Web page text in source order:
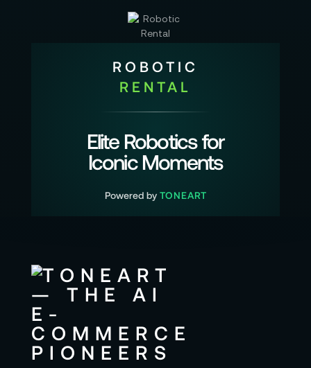
ROBOTIC
RENTAL
Elite Robotics for
Iconic Moments
Powered by TONEART